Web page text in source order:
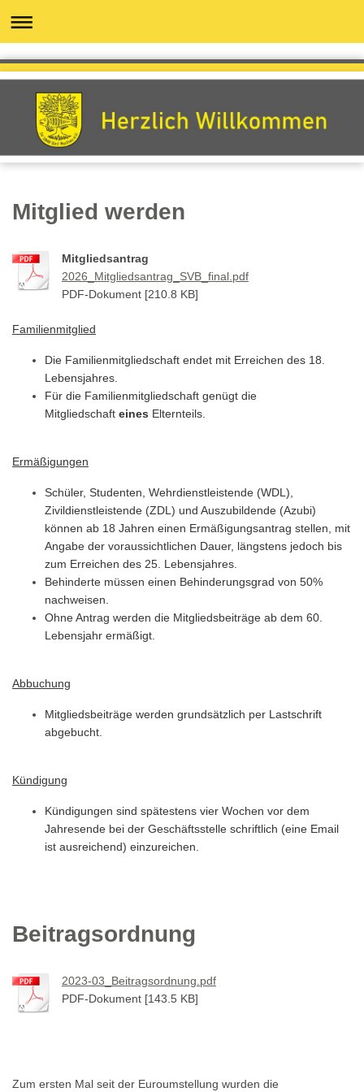
Mitglied werden
Mitgliedsantrag
2026_Mitgliedsantrag_SVB_final.pdf
PDF-Dokument [210.8 KB]
Familienmitglied
Die Familienmitgliedschaft endet mit Erreichen des 18.
Lebensjahres.
Für die Familienmitgliedschaft genügt die
Mitgliedschaft eines Elternteils.
Ermäßigungen
Schüler, Studenten, Wehrdienstleistende (WDL),
Zivildienstleistende (ZDL) und Auszubildende (Azubi)
können ab 18 Jahren einen Ermäßigungsantrag stellen, mit
Angabe der voraussichtlichen Dauer, längstens jedoch bis
zum Erreichen des 25. Lebensjahres.
Behinderte müssen einen Behinderungsgrad von 50%
nachweisen.
Ohne Antrag werden die Mitgliedsbeiträge ab dem 60.
Lebensjahr ermäßigt.
Abbuchung
Mitgliedsbeiträge werden grundsätzlich per Lastschrift
abgebucht.
Kündigung
Kündigungen sind spätestens vier Wochen vor dem
Jahresende bei der Geschäftsstelle schriftlich (eine Email
ist ausreichend) einzureichen.
Beitragsordnung
2023-03_Beitragsordnung.pdf
PDF-Dokument [143.5 KB]
Zum ersten Mal seit der Euroumstellung wurden die